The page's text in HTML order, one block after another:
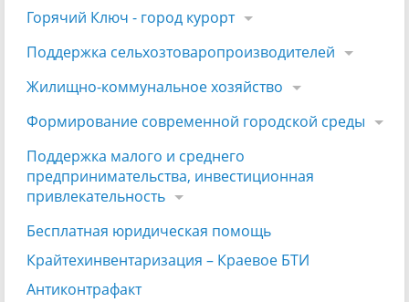
Горячий Ключ - город курорт
Поддержка сельхозтоваропроизводителей
Жилищно-коммунальное хозяйство
Формирование современной городской среды
Поддержка малого и среднего
предпринимательства, инвестиционная
привлекательность
Бесплатная юридическая помощь
Крайтехинвентаризация – Краевое БТИ
Антиконтрафакт